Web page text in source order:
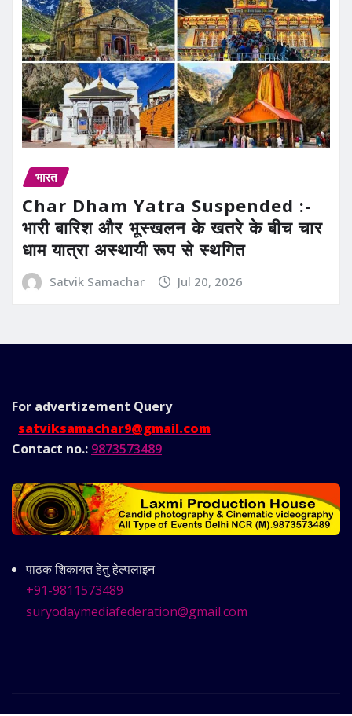
भारत
Char Dham Yatra Suspended :-
भारी बारिश और भूस्खलन के खतरे के बीच चार
धाम यात्रा अस्थायी रूप से स्थगित
Satvik Samachar Jul 20, 2026
For advertizement Query
satviksamachar9@gmail.com
Contact no.: 9873573489
पाठक शिकायत हेतु हेल्पलाइन
+91-9811573489
suryodaymediafederation@gmail.com